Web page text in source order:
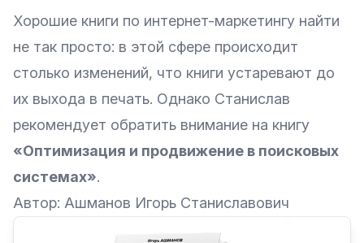
Хорошие книги по интернет-маркетингу найти
не так просто: в этой сфере происходит
столько изменений, что книги устаревают до
их выхода в печать. Однако Станислав
рекомендует обратить внимание на книгу
«Оптимизация и продвижение в поисковых
системах».
Автор: Ашманов Игорь Станиславович